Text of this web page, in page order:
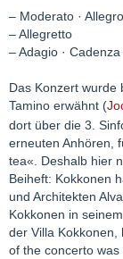
– Moderato · Allegro
– Allegretto
– Adagio ·
Das Konzert wurde
Tamino erwähnt (
dort über die 3.
erneuten Anhören,
tea«. Deshalb hier
Beiheft: Kokkonen
und Architekten
Kokkonen in
der Villa Kokkonen,
of the concerto